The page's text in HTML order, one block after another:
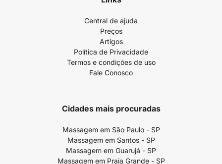
Central de ajuda
Preços
Artigos
Política de Privacidade
Termos e condições de uso
Fale Conosco
Cidades mais procuradas
Massagem em São Paulo - SP
Massagem em Santos - SP
Massagem em Guarujá - SP
Massagem em Praia Grande - SP